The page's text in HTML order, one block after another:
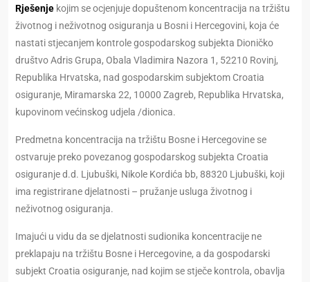
Rješenje kojim se ocjenjuje dopuštenom koncentracija na tržištu
životnog i neživotnog osiguranja u Bosni i Hercegovini, koja će
nastati stjecanjem kontrole gospodarskog subjekta Dioničko
društvo Adris Grupa, Obala Vladimira Nazora 1, 52210 Rovinj,
Republika Hrvatska, nad gospodarskim subjektom Croatia
osiguranje, Miramarska 22, 10000 Zagreb, Republika Hrvatska,
kupovinom većinskog udjela /dionica.
Predmetna koncentracija na tržištu Bosne i Hercegovine se
ostvaruje preko povezanog gospodarskog subjekta Croatia
osiguranje d.d. Ljubuški, Nikole Kordića bb, 88320 Ljubuški, koji
ima registrirane djelatnosti – pružanje usluga životnog i
neživotnog osiguranja.
Imajući u vidu da se djelatnosti sudionika koncentracije ne
preklapaju na tržištu Bosne i Hercegovine, a da gospodarski
subjekt Croatia osiguranje, nad kojim se stječe kontrola, obavlja